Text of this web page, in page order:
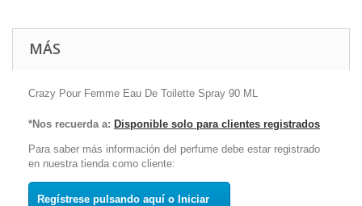
MÁS
Crazy Pour Femme Eau De Toilette Spray 90 ML
*Nos recuerda a: Disponible solo para clientes registrados
Para saber más información del perfume debe estar registrado
en nuestra tienda como cliente:
Regístrese pulsando aquí o Iniciar